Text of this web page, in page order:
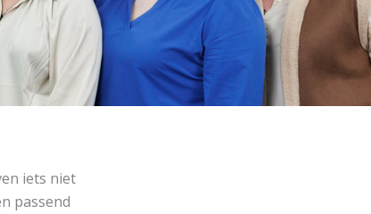
iets niet
passend